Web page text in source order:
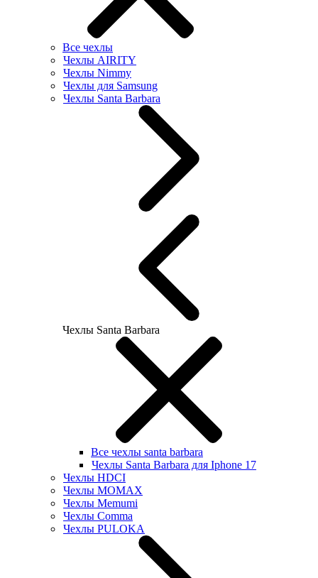
Все чехлы
Чехлы AIRITY
Чехлы Nimmy
Чехлы для Samsung
Чехлы Santa Barbara
Чехлы Santa Barbara
Все чехлы santa barbara
Чехлы Santa Barbara для Iphone 17
Чехлы HDCI
Чехлы MOMAX
Чехлы Memumi
Чехлы Comma
Чехлы PULOKA